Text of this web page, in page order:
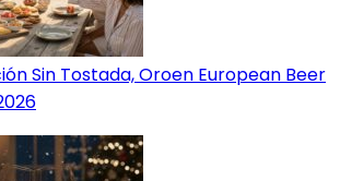
Sin Tostada, Oroen European Beer